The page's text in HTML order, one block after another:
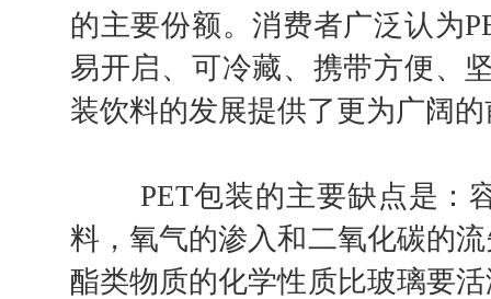
的主要份额。消费者广泛认为
易开启、可冷藏、携带方便、
装饮料的发展提供了更为广阔
PET包装的主要缺点是：容
料，氧气的渗入和二氧化碳的
酯类物质的化学性质比玻璃要